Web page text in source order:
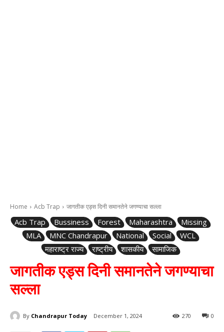
Home Acb Trap जागतीक एड्स दिनी समानतेने जगण्याचा सल्ला
Acb Trap Bussiness Forest Maharashtra
Missing
MLA
MNC Chandrapur National Social
WCL
महाराष्ट्र राज्य
राष्ट्रीय शासकीय सामाजिक
जागतीक एड्स दिनी समानतेने जगण्याचा
सल्ला
By Chandrapur Today December 1, 2024 0
270